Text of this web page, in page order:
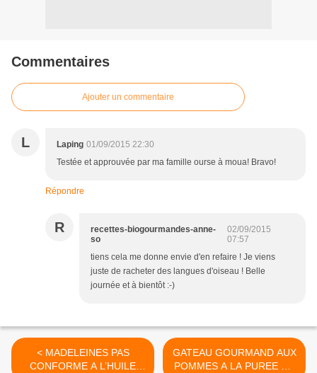
Commentaires
Ajouter un commentaire
L Laping 01/09/2015 22:30
Testée et approuvée par ma famille ourse à moua! Bravo!
Répondre
R
recettes-biogourmandes-anne-
so
02/09/2015
07:57
tiens cela me donne envie d'en refaire ! Je viens
juste de racheter des langues d'oiseau ! Belle
journée et à bientôt :-)
< MADELEINES PAS
CONFORME A L’HUILE
GATEAU GOURMAND AUX
POMMES A LA PUREE DE